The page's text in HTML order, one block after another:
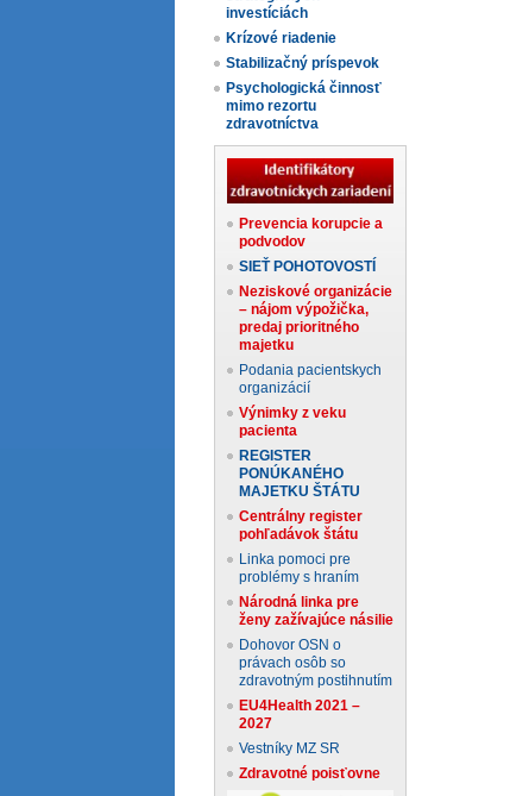
investíciách
Krízové riadenie
Stabilizačný príspevok
Psychologická činnosť
mimo rezortu
zdravotníctva
Prevencia korupcie a
podvodov
SIEŤ POHOTOVOSTÍ
Neziskové organizácie
– nájom výpožička,
predaj prioritného
majetku
Podania pacientskych
organizácií
Výnimky z veku
pacienta
REGISTER
PONÚKANÉHO
MAJETKU ŠTÁTU
Centrálny register
pohľadávok štátu
Linka pomoci pre
problémy s hraním
Národná linka pre
ženy zažívajúce násilie
Dohovor OSN o
právach osôb so
zdravotným postihnutím
EU4Health 2021 –
2027
Vestníky MZ SR
Zdravotné poisťovne